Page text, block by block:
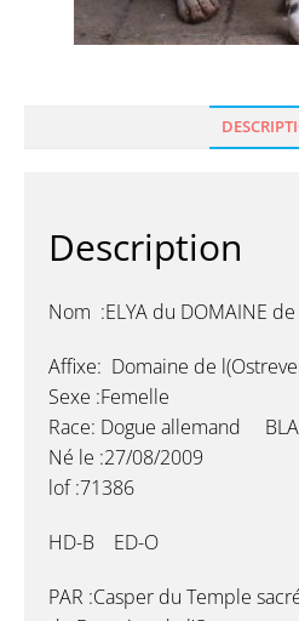
Description
Nom :ELYA du DOMAINE de
Affixe: Domaine de
Sexe :Femelle
Race: Dogue allemand BLA
Né le :27/08/2009
lof :71386
HD-B ED-O
PAR :Casper du Temple